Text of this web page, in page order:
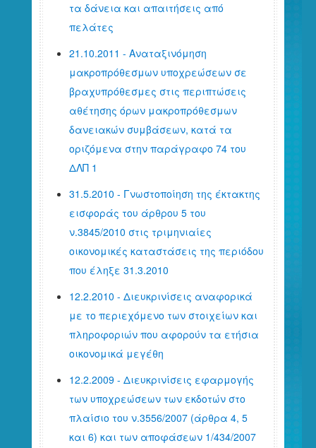
τα δάνεια και απαιτήσεις από
πελάτες
21.10.2011 - Αναταξινόμηση
μακροπρόθεσμων υποχρεώσεων σε
βραχυπρόθεσμες στις περιπτώσεις
αθέτησης όρων μακροπρόθεσμων
δανειακών συμβάσεων, κατά τα
οριζόμενα στην παράγραφο 74 του
ΔΛΠ 1
31.5.2010 - Γνωστοποίηση της έκτακτης
εισφοράς του άρθρου 5 του
ν.3845/2010 στις τριμηνιαίες
οικονομικές καταστάσεις της περιόδου
που έληξε 31.3.2010
12.2.2010 - Διευκρινίσεις αναφορικά
με το περιεχόμενο των στοιχείων και
πληροφοριών που αφορούν τα ετήσια
οικονομικά μεγέθη
12.2.2009 - Διευκρινίσεις εφαρμογής
των υποχρεώσεων των εκδοτών στο
πλαίσιο του ν.3556/2007 (άρθρα 4, 5
και 6) και των αποφάσεων 1/434/2007